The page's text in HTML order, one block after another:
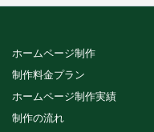
ホームページ制作
制作料金プラン
ホームページ制作実績
制作の流れ